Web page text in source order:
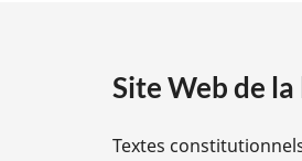
i
Site Web de
Textes